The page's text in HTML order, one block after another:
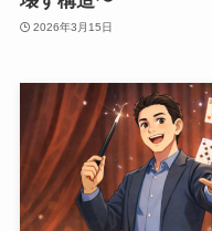
2026年3月15日